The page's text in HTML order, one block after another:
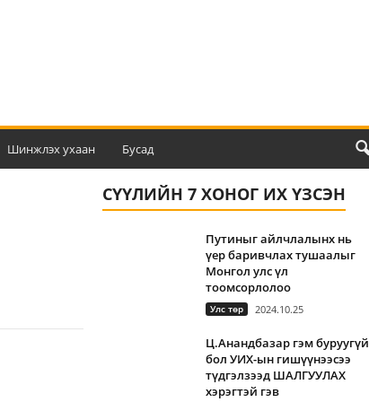
Шинжлэх ухаан Бусад
СҮҮЛИЙН 7 ХОНОГ ИХ ҮЗСЭН
Путиныг айлчлалынх нь
үер баривчлах тушаалыг
Монгол улс үл
тоомсорлолоо
Улс төр 2024.10.25
Ц.Анандбазар гэм буруугүй
бол УИХ-ын гишүүнээсээ
түдгэлзээд ШАЛГУУЛАХ
хэрэгтэй гэв